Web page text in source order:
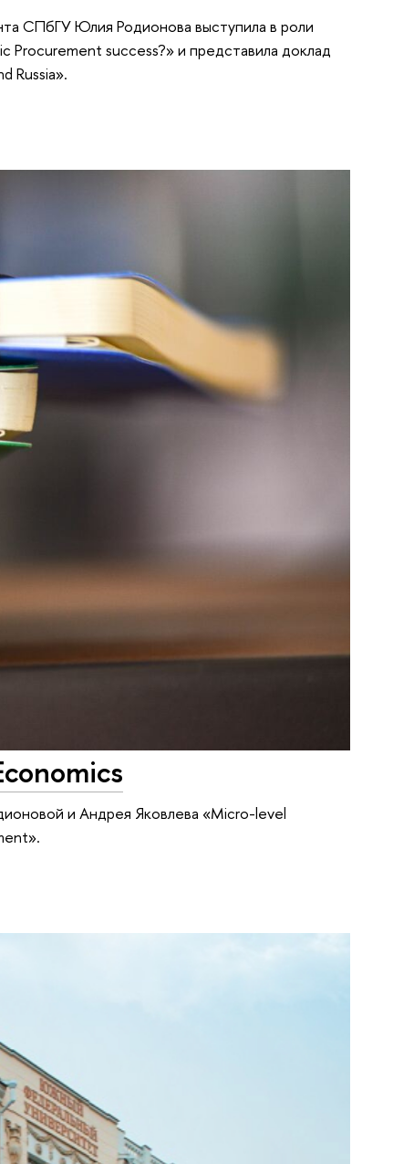
СПбГУ Юлия Родионова выступила в роли
Procurement success?» и представила доклад
Russia».
и Андрея Яковлева «Micro-level